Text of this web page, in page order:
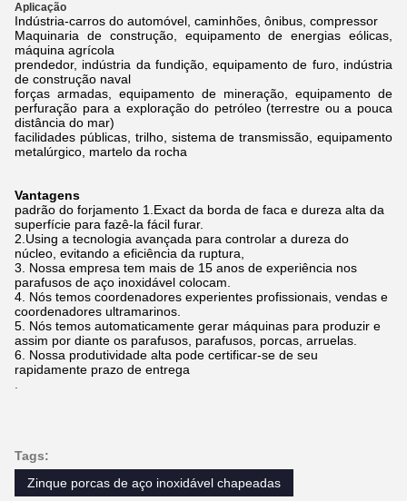
Aplicação
Indústria-carros do automóvel, caminhões, ônibus, compressor
Maquinaria de construção, equipamento de energias eólicas,
máquina agrícola
prendedor, indústria da fundição, equipamento de furo, indústria
de construção naval
forças armadas, equipamento de mineração, equipamento de
perfuração para a exploração do petróleo (terrestre ou a pouca
distância do mar)
facilidades públicas, trilho, sistema de transmissão, equipamento
metalúrgico, martelo da rocha
Vantagens
padrão do forjamento 1.Exact da borda de faca e dureza alta da
superfície para fazê-la fácil furar.
2.Using a tecnologia avançada para controlar a dureza do
núcleo, evitando a eficiência da ruptura,
3. Nossa empresa tem mais de 15 anos de experiência nos
parafusos de aço inoxidável colocam.
4. Nós temos coordenadores experientes profissionais, vendas e
coordenadores ultramarinos.
5. Nós temos automaticamente gerar máquinas para produzir e
assim por diante os parafusos, parafusos, porcas, arruelas.
6. Nossa produtividade alta pode certificar-se de seu
rapidamente prazo de entrega
Tags:
Zinque porcas de aço inoxidável chapeadas